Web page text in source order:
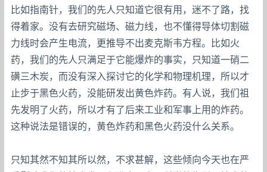
比如指南针，我们的先人只知道它很有用，迷不了路，找
得着家。没有去研究磁场、磁力线，也不懂得导体切割磁
力线时会产生电流，更推导不出麦克斯韦方程。比如火
药，我们的先人只满足于它能爆炸的事实，只知道一硝二
磺三木炭，而没有深入探讨它的化学和物理机理，所以才
止步于黑色火药，没能研发出黄色炸药。有人说，我们祖
先发明了火药，所以才有了后来工业和军事上用的炸药。
这种说法是错误的，黄色炸药和黑色火药没什么关系。
只知其然不知其所以然，不求甚解，这些倾向今天也在严